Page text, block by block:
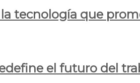
tecnología que
el futuro del